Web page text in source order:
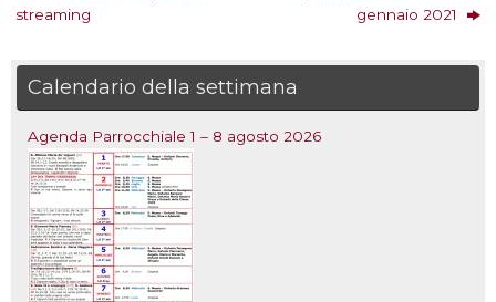
streaming
gennaio 2021
Calendario della settimana
Agenda Parrocchiale 1 – 8 agosto 2026